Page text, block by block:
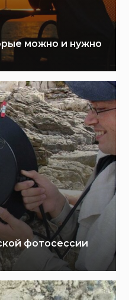
можно и нужно
фотосессии